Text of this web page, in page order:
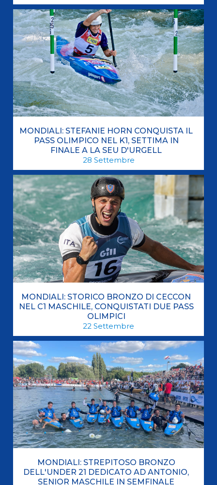
MONDIALI: STEFANIE HORN CONQUISTA IL
PASS OLIMPICO NEL K1, SETTIMA IN
FINALE A LA SEU D'URGELL
28 Settembre
MONDIALI: STORICO BRONZO DI CECCON
NEL C1 MASCHILE, CONQUISTATI DUE PASS
OLIMPICI
22 Settembre
MONDIALI: STREPITOSO BRONZO
DELL'UNDER 21 DEDICATO AD ANTONIO,
SENIOR MASCHILE IN SEMFINALE